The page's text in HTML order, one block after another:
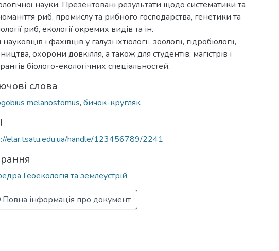
науки. Презентовані результати щодо систематики та
риб, промислу та рибного господарства, генетики та
риб, екології окремих видів та ін.
і фахівців у галузі іхтіології, зоології, гідробіології,
охорони довкілля, а також для студентів, магістрів і
біолого-екологічних спеціальностей.
слова
melanostomus, бичок-кругляк
elar.tsatu.edu.ua/handle/123456789/2241
Геоекологія та землеустрій
Повна інформація про документ